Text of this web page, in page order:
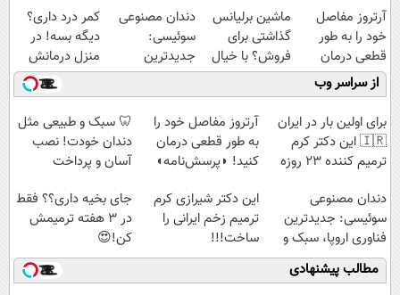
آرتروز مفاصل
خود را به طور
قطعی درمان
کنید!
◗پرسش‌نامه◖
ماشین برلیانس
گذاشتی برای
فروش؟ با خیال
راحت بفروش
دندان مصنوعی
سوئیسی:
جدیدترین
فناوری اروپا،
سبک و مقاوم |
پرداخت قسطی
کمر درد داری؟
دیگه بسه! در
منزل درمانش
کن
(◀پرسش‌نامه)
از سراسر وب
برای اولین بار در ایران
🇮🇷 این دکتر کرم
ترمیم کننده 23 روزه
آرتروز مفاصل خود را
به طور قطعی درمان
کنید! ◗پرسش‌نامه◖
🦷 سبک و طبیعی مثل
دندان خودت! نصب
آسان و پرداخت
دندان مصنوعی
سوئیسی: جدیدترین
فناوری اروپا، سبک و
مقاوم | پرداخت
قسطی
این دکتر شیرازی کرم
ترمیم زخم ایرانی را
ساخت!!!
جای بخیه داری؟؟ فقط
در 3 هفته ترمیمش
کن!😍
مطالب پیشنهادی